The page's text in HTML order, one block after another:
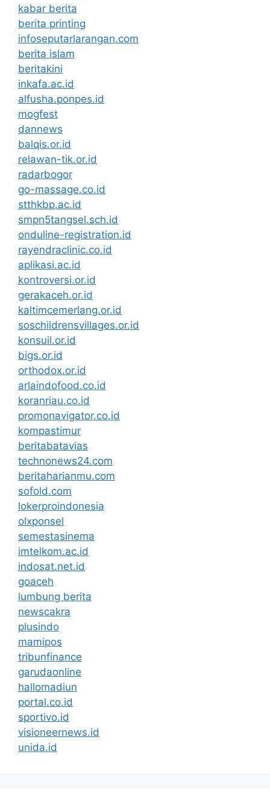
kabar berita
berita printing
infoseputarlarangan.com
berita islam
beritakini
inkafa.ac.id
alfusha.ponpes.id
mogfest
dannews
balqis.or.id
relawan-tik.or.id
radarbogor
go-massage.co.id
stthkbp.ac.id
smpn5tangsel.sch.id
onduline-registration.id
rayendraclinic.co.id
aplikasi.ac.id
kontroversi.or.id
gerakaceh.or.id
kaltimcemerlang.or.id
soschildrensvillages.or.id
konsuil.or.id
bigs.or.id
orthodox.or.id
arlaindofood.co.id
koranriau.co.id
promonavigator.co.id
kompastimur
beritabatavias
technonews24.com
beritaharianmu.com
sofold.com
lokerproindonesia
olxponsel
semestasinema
imtelkom.ac.id
indosat.net.id
goaceh
lumbung berita
newscakra
plusindo
mamipos
tribunfinance
garudaonline
hallomadiun
portal.co.id
sportivo.id
visioneernews.id
unida.id